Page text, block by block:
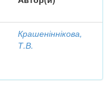
Крашеніннікова,
Т.В.